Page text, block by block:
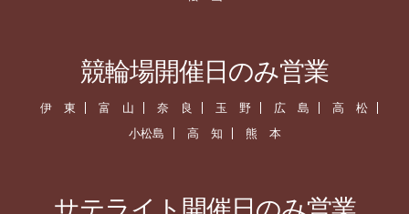
競輪場開催日のみ営業
伊 東 富 山 奈 良 玉 野 広 島
高 松
小松島
高 知 熊 本